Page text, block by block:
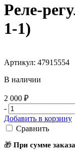
Реле-
1-1)
Артикул: 47915554
В наличии
2 000 ₽
-
Добавить в корзину
Сравнить
🎁 При сумме